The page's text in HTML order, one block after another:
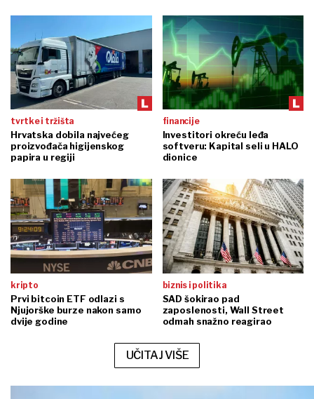
tvrtke i tržišta
Hrvatska dobila najvećeg
proizvođača higijenskog
papira u regiji
financije
Investitori okreću leđa
softveru: Kapital seli u HALO
dionice
kripto
Prvi bitcoin ETF odlazi s
Njujorške burze nakon samo
dvije godine
biznis i politika
SAD šokirao pad
zaposlenosti, Wall Street
odmah snažno reagirao
UČITAJ VIŠE